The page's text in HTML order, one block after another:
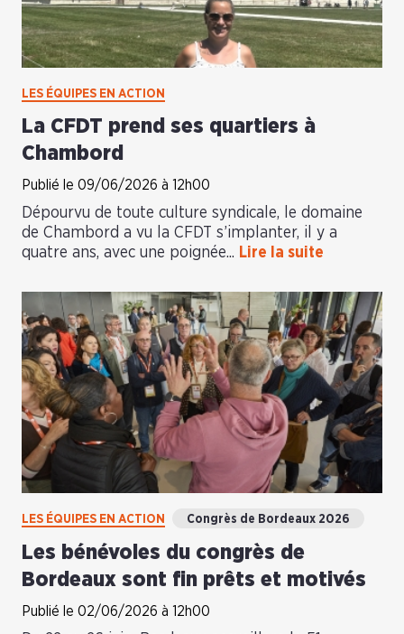
LES ÉQUIPES EN ACTION
La CFDT prend ses quartiers à
Chambord
Publié le 09/06/2026 à 12h00
Dépourvu de toute culture syndicale, le domaine
de Chambord a vu la CFDT s’implanter, il y a
quatre ans, avec une poignée... Lire la suite
LES ÉQUIPES EN ACTION Congrès de Bordeaux 2026
Les bénévoles du congrès de
Bordeaux sont fin prêts et motivés
Publié le 02/06/2026 à 12h00